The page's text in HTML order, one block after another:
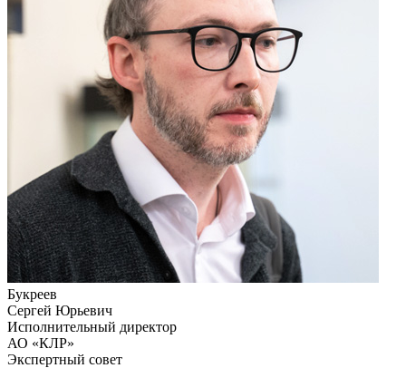
Букреев
Сергей Юрьевич
Исполнительный директор
АО «КЛР»
Экспертный совет